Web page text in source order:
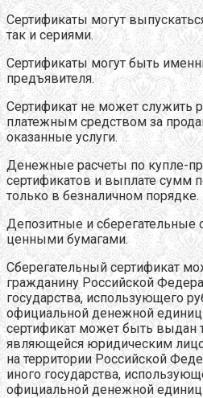
Сертификаты могут
так и сериями.
Сертификаты могут быть
предъявителя.
Сертификат не может служить
платежным средством за
оказанные услуги.
Денежные расчеты по купле-
сертификатов и выплате сумм
только в безналичном порядке.
Депозитные и сберегательные
ценными бумагами.
Сберегательный сертификат
гражданину Российской
государства, использующего
официальной денежной
сертификат может быть выдан
являющейся юридическим
на территории Российской
иного государства,
официальной денежной